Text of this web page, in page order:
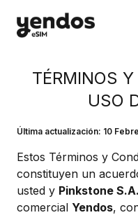
TÉRMINOS
USO
Última actualización: 10
Estos Términos y
constituyen un
usted y Pinkstone S.A.
comercial Yendos,